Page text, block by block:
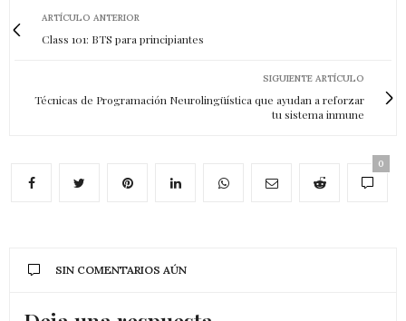
ARTÍCULO ANTERIOR
Class 101: BTS para principiantes
SIGUIENTE ARTÍCULO
Técnicas de Programación Neurolingüística que ayudan a reforzar
tu sistema inmune
0
SIN COMENTARIOS AÚN